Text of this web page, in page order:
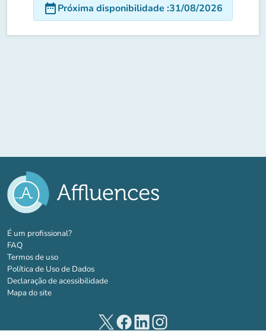
date_rangePróxima disponibilidade :31/08/2026
É um profissional?(novo separador)
FAQ
Termos de uso
Política de Uso de Dados
Declaração de acessibilidade
Mapa do site
(novo separador)
(novo separador)
(novo separador)